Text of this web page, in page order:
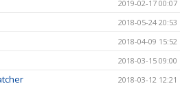
2019-02-17 00:07
2018-05-24 20:53
2018-04-09 15:52
2018-03-15 09:00
2018-03-12 12:21